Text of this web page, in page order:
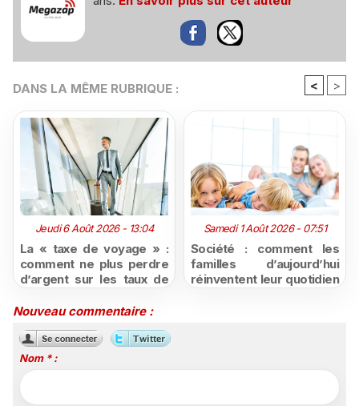
DANS LA MÊME RUBRIQUE : < >
Jeudi 6 Août 2026 - 13:04
La « taxe de voyage » :
comment ne plus perdre
d’argent sur les taux de
Samedi 1 Août 2026 - 07:51
Société : comment les
familles d’aujourd’hui
réinventent leur quotidien
Nouveau commentaire :
Nom * :